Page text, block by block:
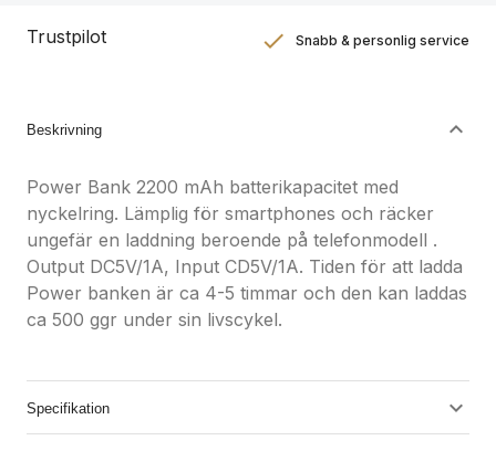
Trustpilot Snabb & personlig service
Beskrivning
Power Bank 2200 mAh batterikapacitet med
nyckelring. Lämplig för smartphones och räcker
ungefär en laddning beroende på telefonmodell .
Output DC5V/1A, Input CD5V/1A. Tiden för att ladda
Power banken är ca 4-5 timmar och den kan laddas
ca 500 ggr under sin livscykel.
Specifikation